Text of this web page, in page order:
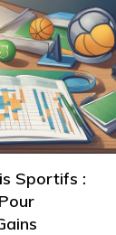
Sportifs :